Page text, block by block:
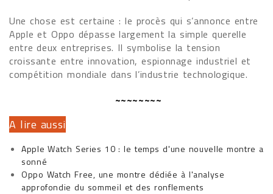
Une chose est certaine : le procès qui s’annonce entre
Apple et Oppo dépasse largement la simple querelle
entre deux entreprises. Il symbolise la tension
croissante entre innovation, espionnage industriel et
compétition mondiale dans l’industrie technologique.
~~~~~~~~
A lire aussi
Apple Watch Series 10 : le temps d'une nouvelle montre a
sonné
Oppo Watch Free, une montre dédiée à l'analyse
approfondie du sommeil et des ronflements